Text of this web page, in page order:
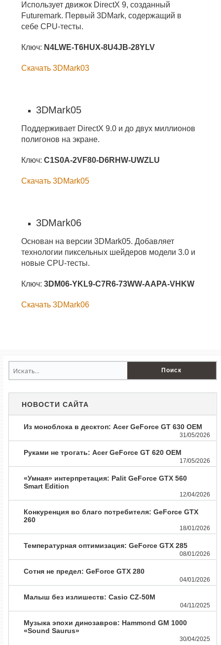
Использует движок DirectX 9, созданный
Futuremark. Первый 3DMark, содержащий в
себе CPU-тесты.
Ключ: N4LWE-T6HUX-8U4JB-28YLV
Скачать 3DMark03
3DMark05
Поддерживает DirectX 9.0 и до двух миллионов
полигонов на экране.
Ключ:C1S0A-2VF80-D6RHW-UWZLU
Скачать 3DMark05
3DMark06
Основан на версии 3DMark05. Добавляет
технологии пиксельных шейдеров модели 3.0 и
новые CPU-тесты.
Ключ:3DM06-YKL9-C7R6-73WW-AAPA-VHKW
Скачать 3DMark06
НОВОСТИ САЙТА
Из моноблока в десктоп: Acer GeForce GT 630 OEM
31/05/2026
Руками не трогать: Acer GeForce GT 620 OEM
17/05/2026
«Умная» интерпретация: Palit GeForce GTX 560
Smart Edition
12/04/2026
Конкуренция во благо потребителя: GeForce GTX
260
18/01/2026
Температурная оптимизация: GeForce GTX 285
08/01/2026
Сотня не предел: GeForce GTX 280
04/01/2026
Малыш без излишеств: Casio CZ-50M
04/11/2025
Музыка эпохи динозавров: Hammond GM 1000
«Sound Saurus»
30/04/2025